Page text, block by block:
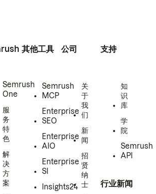
Semrush
One
服
务
特
色
解
决
方
案
其他工具
Semrush
MCP
Enterprise
SEO
Enterprise
AIO
Enterprise
SI
Insights24
公司
关
于
我
们
新
闻
招
贤
纳
士
支持
知
识
库
学
院
Semrush
API
行业新闻